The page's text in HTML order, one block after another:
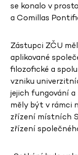
se konalo v
a Comillas
Zástupci ZČU
aplikované
filozofické a
vzniku
jejich fungování
měly být v rámci
zřízení místních
zřízení